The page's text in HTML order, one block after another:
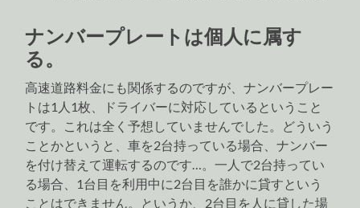
ナンバープレートは個人に属す
る。
高速道路料金にも関係するのですが、ナンバープレー
トは1人1枚、ドライバーに対応しているということ
です。これは全く予想していませんでした。どういう
ことかというと、車を2台持っている場合、ナンバー
を付け替えて運転するのです…。一人で2台持ってい
る場合、1台目を利用中に2台目を誰かに貸すという
ことはできません。というか、2台目を人に貸した場